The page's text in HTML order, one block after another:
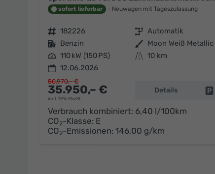
sofort lieferbar Neuwagen mit Tageszulassung
Fahrzeugnr. 182226 Getriebe Automatik
Kraftstoff Benzin Außenfarbe Moon Weiß Metallic
Leistung 110 kW (150 PS) Kilometerstand 10 km
12.06.2026
35.950,– €
incl. 19% MwSt.
50.970,– €
Details
Verbrauch kombiniert: 6,40 l/100km
CO2-Klasse: E
CO2-Emissionen: 146,00 g/km